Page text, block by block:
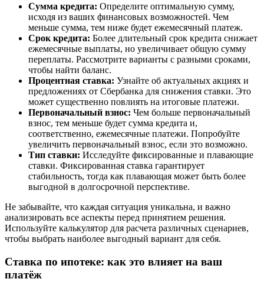
Сумма кредита: Определите оптимальную сумму,
исходя из ваших финансовых возможностей. Чем
меньше сумма, тем ниже будет ежемесячный платеж.
Срок кредита: Более длительный срок кредита снижает
ежемесячные выплаты, но увеличивает общую сумму
переплаты. Рассмотрите варианты с разными сроками,
чтобы найти баланс.
Процентная ставка: Узнайте об актуальных акциях и
предложениях от Сбербанка для снижения ставки. Это
может существенно повлиять на итоговые платежи.
Первоначальный взнос: Чем больше первоначальный
взнос, тем меньше будет сумма кредита и,
соответственно, ежемесячные платежи. Попробуйте
увеличить первоначальный взнос, если это возможно.
Тип ставки: Исследуйте фиксированные и плавающие
ставки. Фиксированная ставка гарантирует
стабильность, тогда как плавающая может быть более
выгодной в долгосрочной перспективе.
Не забывайте, что каждая ситуация уникальна, и важно
анализировать все аспекты перед принятием решения.
Используйте калькулятор для расчета различных сценариев,
чтобы выбрать наиболее выгодный вариант для себя.
Ставка по ипотеке: как это влияет на ваш
платёж